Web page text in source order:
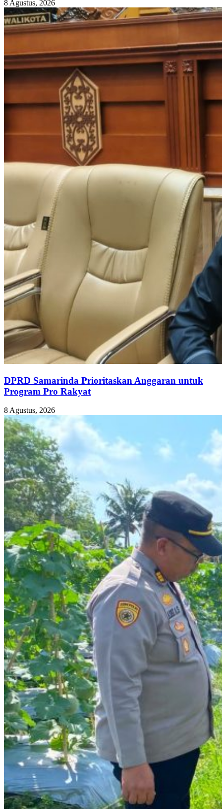
8 Agustus, 2026
DPRD Samarinda Prioritaskan Anggaran untuk
Program Pro Rakyat
8 Agustus, 2026